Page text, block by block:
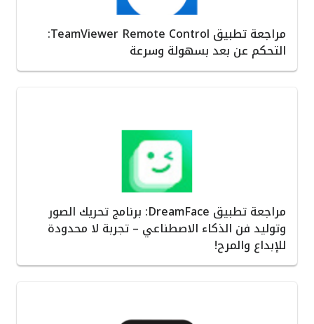
مراجعة تطبيق TeamViewer Remote Control:
التحكم عن بعد بسهولة وسرعة
مراجعة تطبيق DreamFace: برنامج تحريك الصور
وتوليد فن الذكاء الاصطناعي – تجربة لا محدودة
للإبداع والمرح!